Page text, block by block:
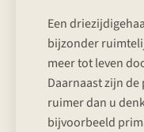
Een
bijzonder
meer tot leven
Daarnaast zijn
ruimer dan u
bijvoorbeeld